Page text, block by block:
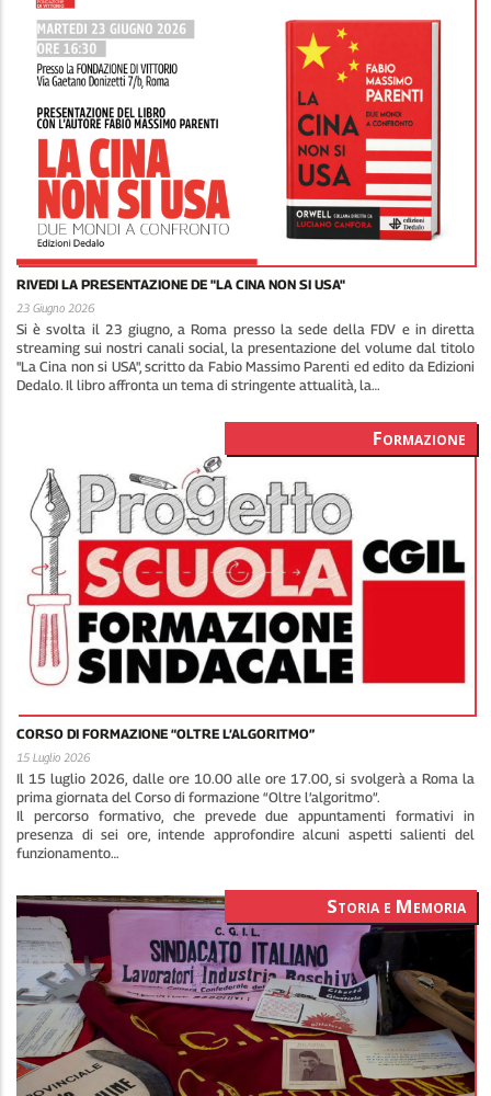
RIVEDI LA PRESENTAZIONE DE "LA CINA NON SI USA"
23 Giugno 2026
Si è svolta il 23 giugno, a Roma presso la sede della FDV e in diretta
streaming sui nostri canali social, la presentazione del volume dal titolo
"La Cina non si USA", scritto da Fabio Massimo Parenti ed edito da Edizioni
Dedalo. Il libro affronta un tema di stringente attualità, la…
Formazione
CORSO DI FORMAZIONE “OLTRE L’ALGORITMO”
15 Luglio 2026
Il 15 luglio 2026, dalle ore 10.00 alle ore 17.00, si svolgerà a Roma la
prima giornata del Corso di formazione “Oltre l’algoritmo”.
Il percorso formativo, che prevede due appuntamenti formativi in
presenza di sei ore, intende approfondire alcuni aspetti salienti del
funzionamento…
Storia e Memoria